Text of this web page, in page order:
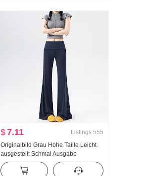
$7.11 Listings 555
Originalbild Grau Hohe Taille Leicht
ausgestellt Schmal Ausgabe
Jogginghose Damen Sommer 2026
Jahr Neu Schlank Yoga Sport Wei